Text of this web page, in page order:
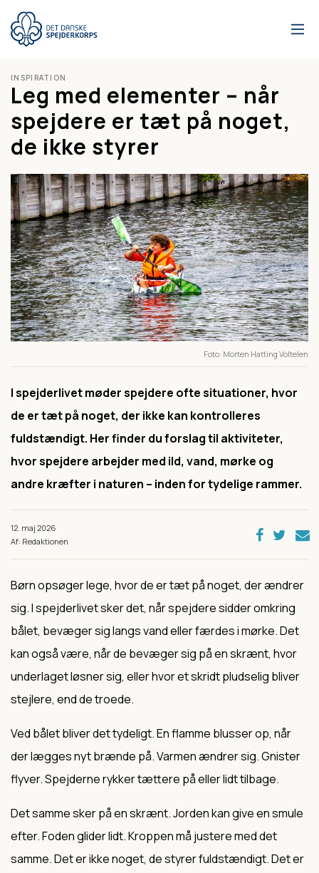
hovedindhold
INSPIRATION
Leg med elementer – når
spejdere er tæt på noget,
de ikke styrer
Foto Morten Hatting Voltelen
I spejderlivet møder spejdere ofte situationer, hvor
de er tæt på noget, der ikke kan kontrolleres
fuldstændigt. Her finder du forslag til aktiviteter,
hvor spejdere arbejder med ild, vand, mørke og
andre kræfter i naturen – inden for tydelige rammer.
12. maj 2026
Af: Redaktionen
Børn opsøger lege, hvor de er tæt på noget, der ændrer
sig. I spejderlivet sker det, når spejdere sidder omkring
bålet, bevæger sig langs vand eller færdes i mørke. Det
kan også være, når de bevæger sig på en skrænt, hvor
underlaget løsner sig, eller hvor et skridt pludselig bliver
stejlere, end de troede.
Ved bålet bliver det tydeligt. En flamme blusser op, når
der lægges nyt brænde på. Varmen ændrer sig. Gnister
flyver. Spejderne rykker tættere på eller lidt tilbage.
Det samme sker på en skrænt. Jorden kan give en smule
efter. Foden glider lidt. Kroppen må justere med det
samme. Det er ikke noget, de styrer fuldstændigt. Det er